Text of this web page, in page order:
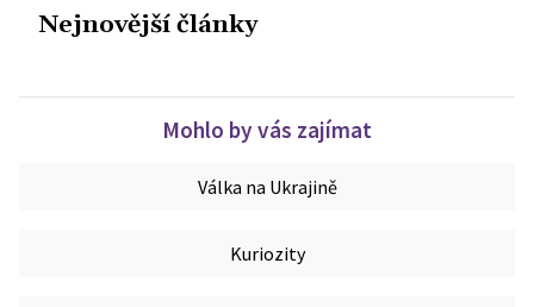
Nejnovější články
Mohlo by vás zajímat
Válka na Ukrajině
Kuriozity